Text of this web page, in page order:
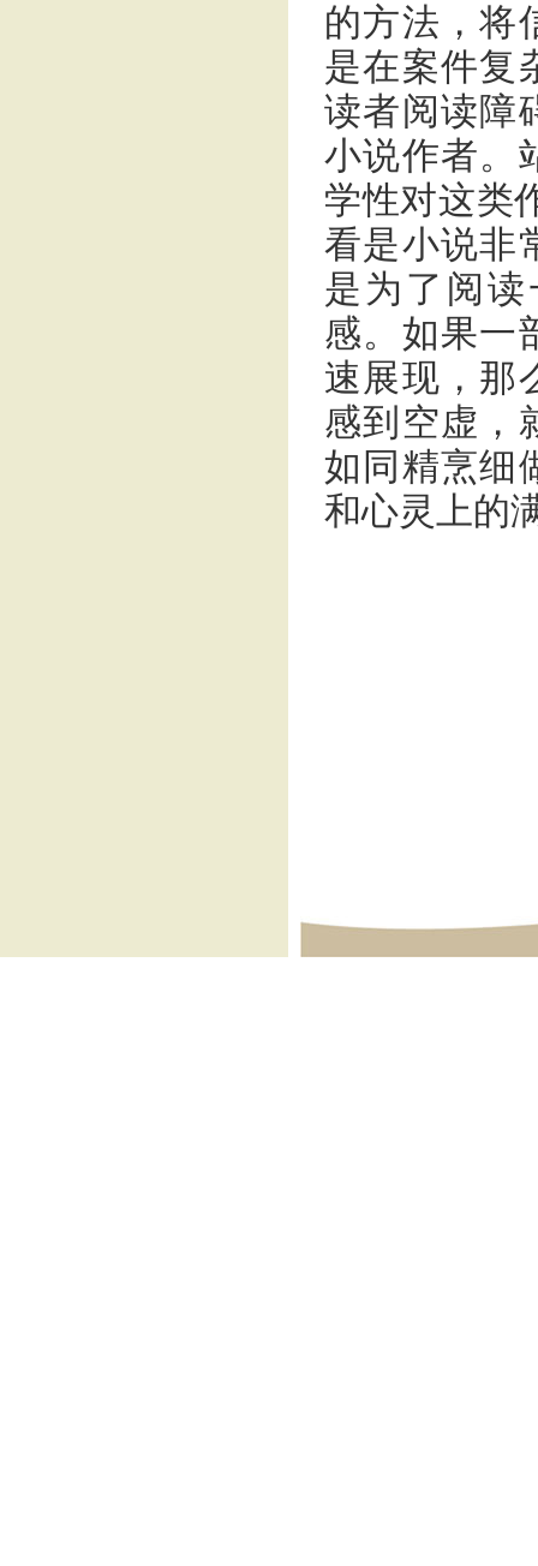
的方法，将
是在案件复
读者阅读障
小说作者。
学性对这类
看是小说非
是为了阅
感。如果一
速展现，那
感到空虚，
如同精烹细
和心灵上的